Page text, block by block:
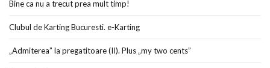
Bine ca nu a trecut prea mult timp!
Clubul de Karting Bucuresti. e-Karting
„Admiterea” la pregatitoare (II). Plus „my two cents”